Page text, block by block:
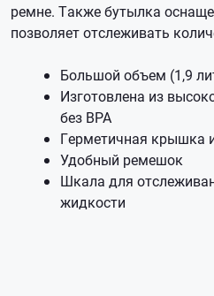
ремне. Также бутылка
позволяет отслеживать
Большой объем (1,9
Изготовлена из
без BPA
Герметичная крышка
Удобный ремешок
Шкала для
жидкости